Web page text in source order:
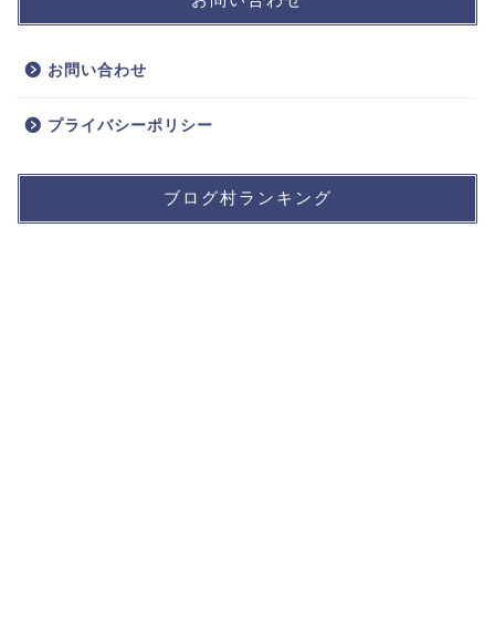
お問い合わせ
プライバシーポリシー
ブログ村ランキング